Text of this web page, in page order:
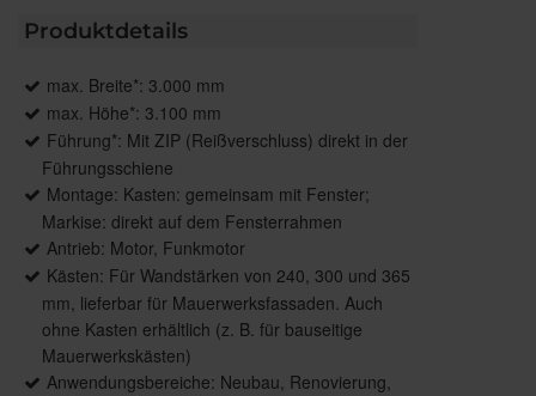
Produktdetails
max. Breite*: 3.000 mm
max. Höhe*: 3.100 mm
Führung*: Mit ZIP (Reißverschluss) direkt in der
Führungsschiene
Montage: Kasten: gemeinsam mit Fenster;
Markise: direkt auf dem Fensterrahmen
Antrieb: Motor, Funkmotor
Kästen: Für Wandstärken von 240, 300 und 365
mm, lieferbar für Mauerwerksfassaden. Auch
ohne Kasten erhältlich (z. B. für bauseitige
Mauerwerkskästen)
Anwendungsbereiche: Neubau, Renovierung,